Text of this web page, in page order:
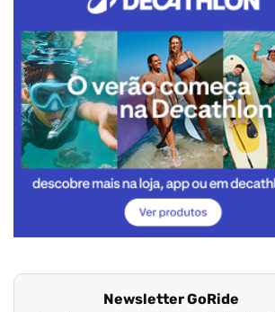
Newsletter GoRide